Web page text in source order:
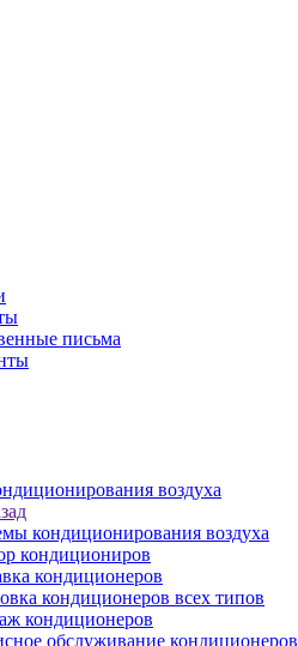
письма
воздуха
кондиционирования воздуха
кондициониров
кондиционеров
кондиционеров всех типов
кондиционеров
обслуживание кондиционеров